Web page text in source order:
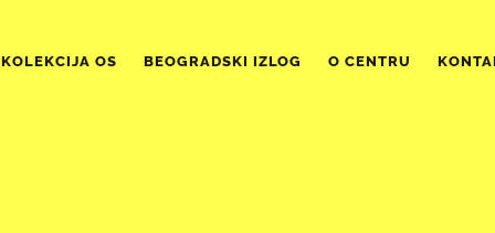
KOLEKCIJA OS BEOGRADSKI IZLOG O CENTRU